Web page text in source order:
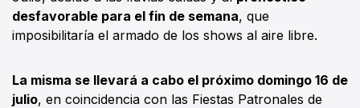
desfavorable para el fin de semana, que
imposibilitaría el armado de los shows al aire libre.
La misma se llevará a cabo el próximo domingo 16 de
julio, en coincidencia con las Fiestas Patronales de